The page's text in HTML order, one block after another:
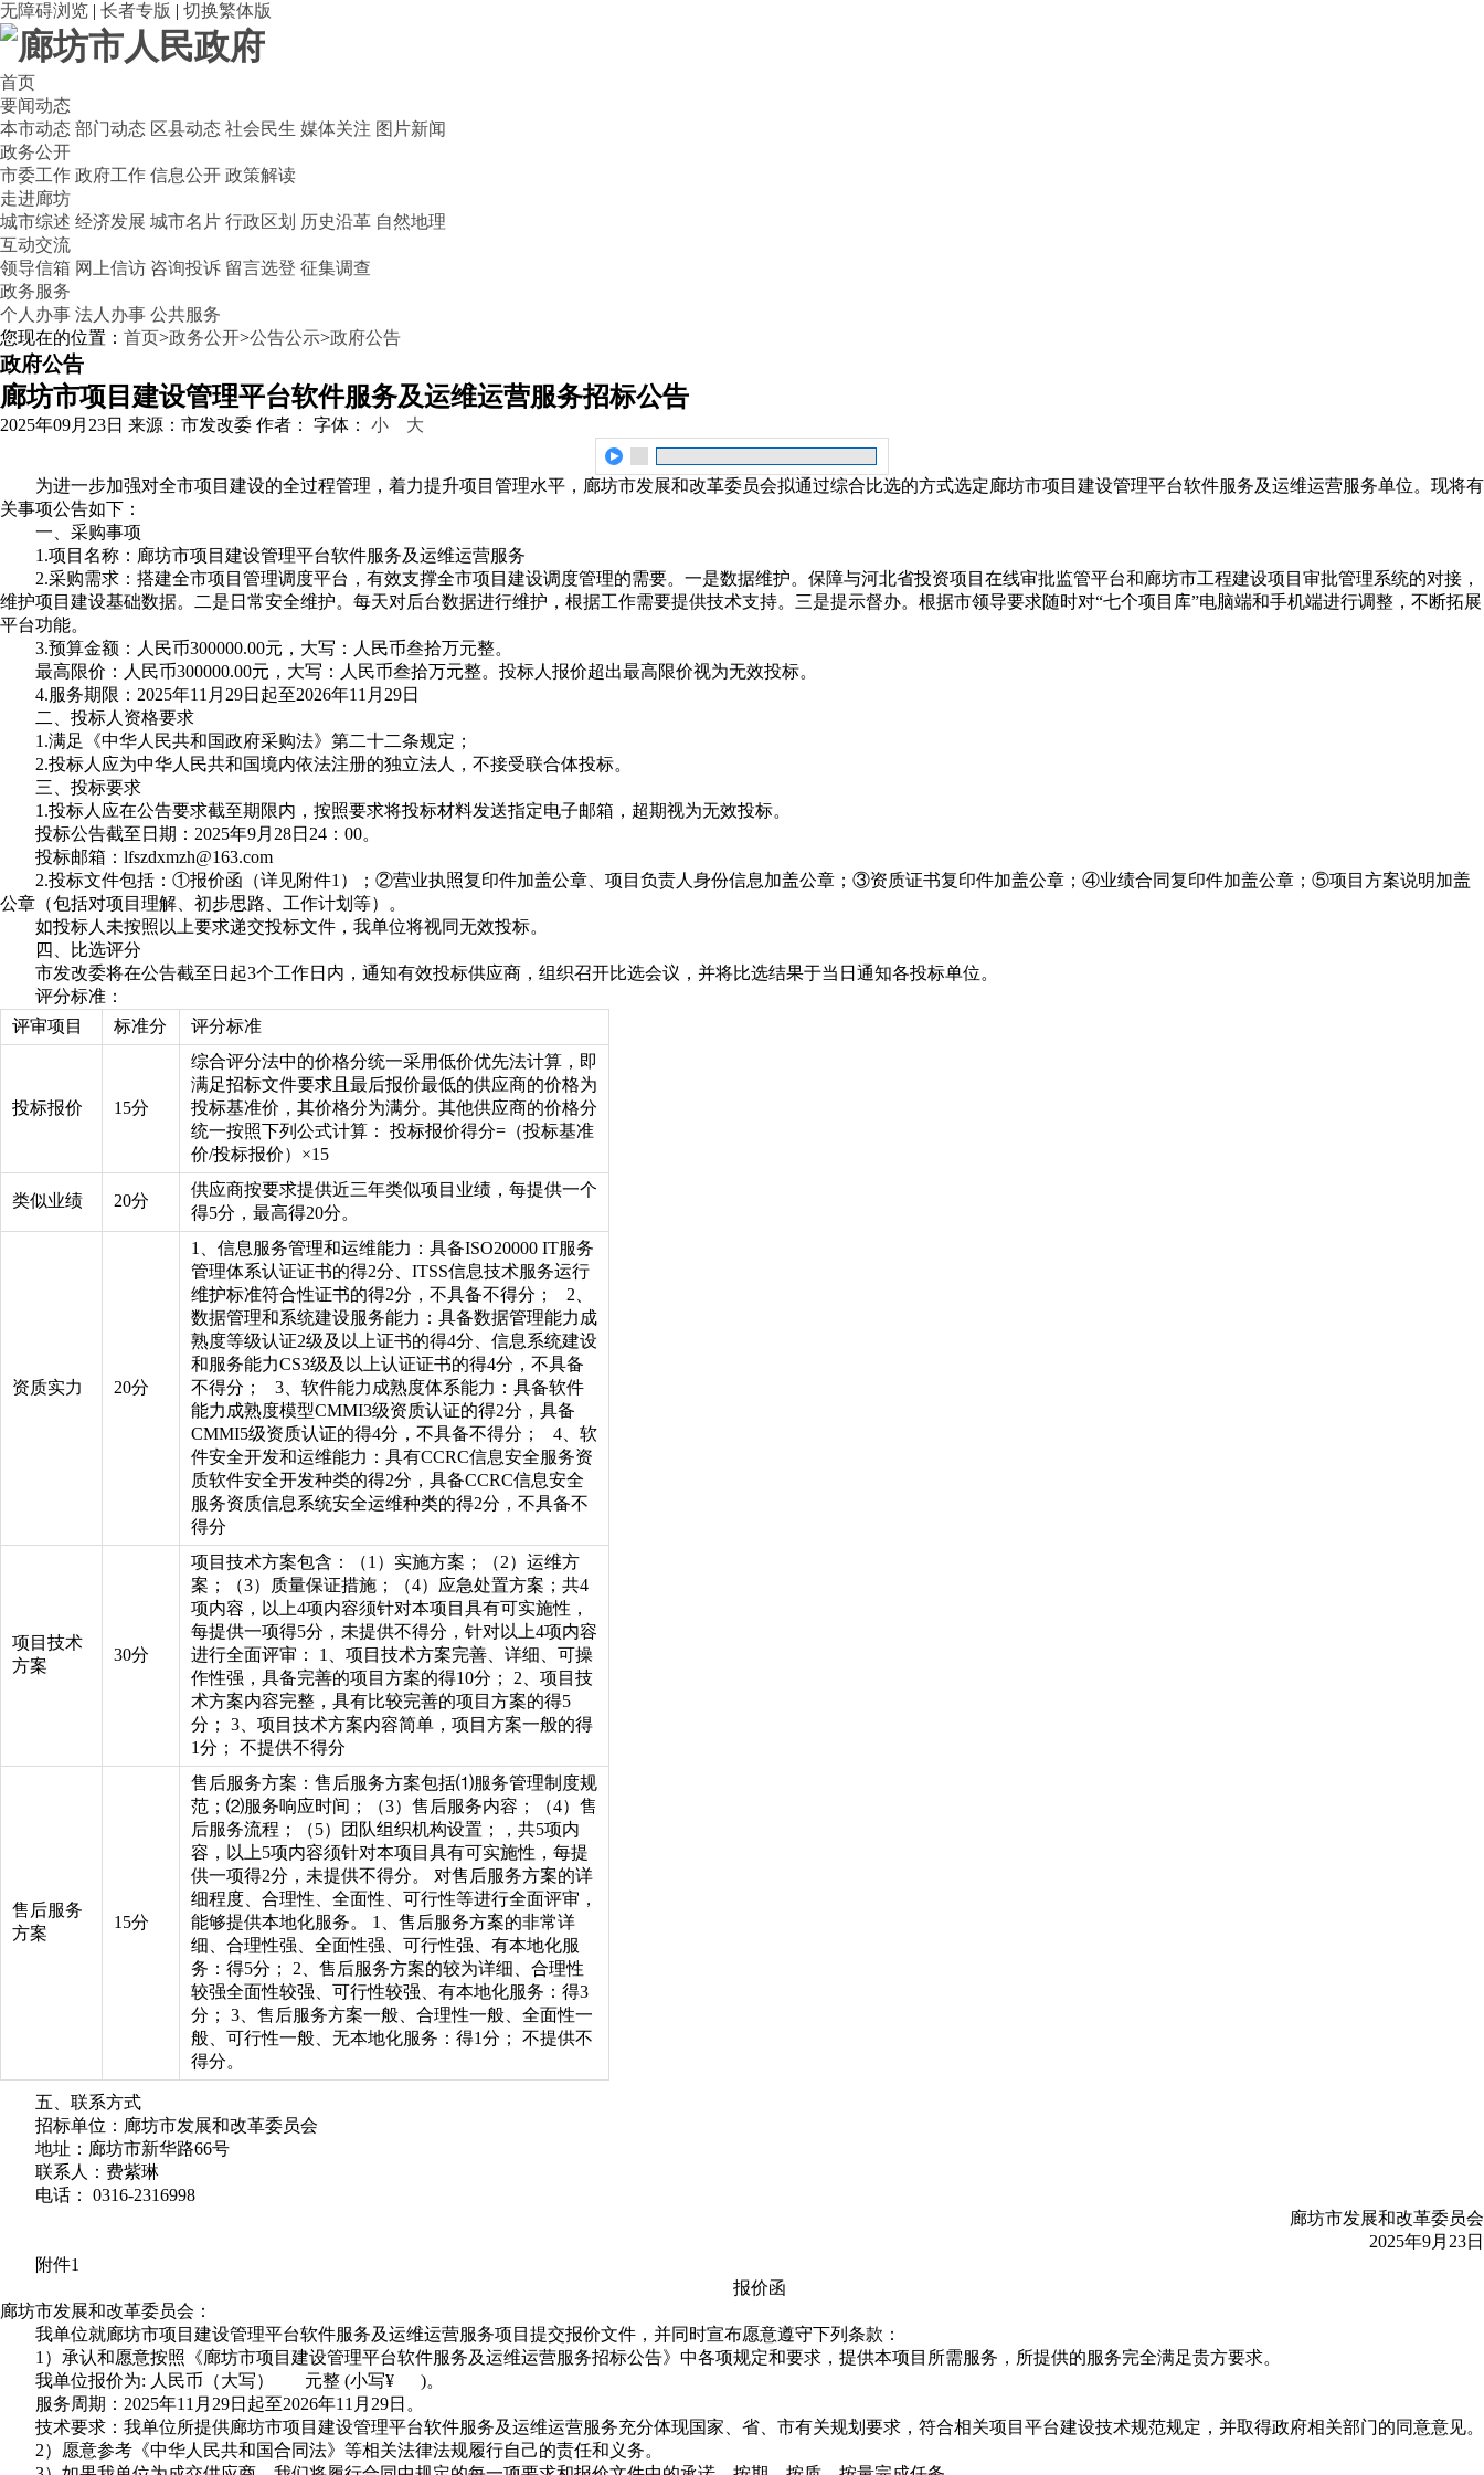
无障碍浏览 | 长者专版 | 切换繁体版
首页
要闻动态
本市动态 部门动态 区县动态 社会民生 媒体关注 图片新闻
政务公开
市委工作 政府工作 信息公开 政策解读
走进廊坊
城市综述 经济发展 城市名片 行政区划 历史沿革 自然地理
互动交流
领导信箱 网上信访 咨询投诉 留言选登 征集调查
政务服务
个人办事 法人办事 公共服务
您现在的位置： 首页>政务公开>公告公示>政府公告
政府公告
廊坊市项目建设管理平台软件服务及运维运营服务招标公告
2025年09月23日 来源：市发改委 作者： 字体： 小 大
为进一步加强对全市项目建设的全过程管理，着力提升项目管理水平，廊坊市发展和改革委员会拟通过综合比选的方式选定廊坊市项目建设管理平台软件服务及运维运营服务单位。现将有
关事项公告如下：
一、采购事项
1.项目名称：廊坊市项目建设管理平台软件服务及运维运营服务
2.采购需求：搭建全市项目管理调度平台，有效支撑全市项目建设调度管理的需要。一是数据维护。保障与河北省投资项目在线审批监管平台和廊坊市工程建设项目审批管理系统的对接，
维护项目建设基础数据。二是日常安全维护。每天对后台数据进行维护，根据工作需要提供技术支持。三是提示督办。根据市领导要求随时对“七个项目库”电脑端和手机端进行调整，不断拓展
平台功能。
3.预算金额：人民币300000.00元，大写：人民币叁拾万元整。
最高限价：人民币300000.00元，大写：人民币叁拾万元整。投标人报价超出最高限价视为无效投标。
4.服务期限：2025年11月29日起至2026年11月29日
二、投标人资格要求
1.满足《中华人民共和国政府采购法》第二十二条规定；
2.投标人应为中华人民共和国境内依法注册的独立法人，不接受联合体投标。
三、投标要求
1.投标人应在公告要求截至期限内，按照要求将投标材料发送指定电子邮箱，超期视为无效投标。
投标公告截至日期：2025年9月28日24：00。
投标邮箱：lfszdxmzh@163.com
2.投标文件包括：①报价函（详见附件1）；②营业执照复印件加盖公章、项目负责人身份信息加盖公章；③资质证书复印件加盖公章；④业绩合同复印件加盖公章；⑤项目方案说明加盖
公章（包括对项目理解、初步思路、工作计划等）。
如投标人未按照以上要求递交投标文件，我单位将视同无效投标。
四、比选评分
市发改委将在公告截至日起3个工作日内，通知有效投标供应商，组织召开比选会议，并将比选结果于当日通知各投标单位。
评分标准：
评审项目
标准分 评分标准
投标报价 15分
综合评分法中的价格分统一采用低价优先法计算，即
满足招标文件要求且最后报价最低的供应商的价格为
投标基准价，其价格分为满分。其他供应商的价格分
统一按照下列公式计算： 投标报价得分=（投标基准
价/投标报价）×15
类似业绩 20分
供应商按要求提供近三年类似项目业绩，每提供一个
得5分，最高得20分。
资质实力 20分
1、信息服务管理和运维能力：具备ISO20000 IT服务
管理体系认证证书的得2分、ITSS信息技术服务运行
维护标准符合性证书的得2分，不具备不得分； 2、
数据管理和系统建设服务能力：具备数据管理能力成
熟度等级认证2级及以上证书的得4分、信息系统建设
和服务能力CS3级及以上认证证书的得4分，不具备
不得分； 3、软件能力成熟度体系能力：具备软件
能力成熟度模型CMMI3级资质认证的得2分，具备
CMMI5级资质认证的得4分，不具备不得分； 4、软
件安全开发和运维能力：具有CCRC信息安全服务资
质软件安全开发种类的得2分，具备CCRC信息安全
服务资质信息系统安全运维种类的得2分，不具备不
得分
项目技术
方案
30分
项目技术方案包含：（1）实施方案；（2）运维方
案；（3）质量保证措施；（4）应急处置方案；共4
项内容，以上4项内容须针对本项目具有可实施性，
每提供一项得5分，未提供不得分，针对以上4项内容
进行全面评审： 1、项目技术方案完善、详细、可操
作性强，具备完善的项目方案的得10分； 2、项目技
术方案内容完整，具有比较完善的项目方案的得5
分； 3、项目技术方案内容简单，项目方案一般的得
1分； 不提供不得分
售后服务
方案
15分
售后服务方案：售后服务方案包括⑴服务管理制度规
范；⑵服务响应时间；（3）售后服务内容；（4）售
后服务流程；（5）团队组织机构设置；，共5项内
容，以上5项内容须针对本项目具有可实施性，每提
供一项得2分，未提供不得分。 对售后服务方案的详
细程度、合理性、全面性、可行性等进行全面评审，
能够提供本地化服务。 1、售后服务方案的非常详
细、合理性强、全面性强、可行性强、有本地化服
务：得5分； 2、售后服务方案的较为详细、合理性
较强全面性较强、可行性较强、有本地化服务：得3
分； 3、售后服务方案一般、合理性一般、全面性一
般、可行性一般、无本地化服务：得1分； 不提供不
得分。
五、联系方式
招标单位：廊坊市发展和改革委员会
地址：廊坊市新华路66号
联系人：费紫琳
电话： 0316-2316998
廊坊市发展和改革委员会
2025年9月23日
附件1
报价函
廊坊市发展和改革委员会：
我单位就廊坊市项目建设管理平台软件服务及运维运营服务项目提交报价文件，并同时宣布愿意遵守下列条款：
1）承认和愿意按照《廊坊市项目建设管理平台软件服务及运维运营服务招标公告》中各项规定和要求，提供本项目所需服务，所提供的服务完全满足贵方要求。
我单位报价为: 人民币（大写） 元整 (小写¥ )。
服务周期：2025年11月29日起至2026年11月29日。
技术要求：我单位所提供廊坊市项目建设管理平台软件服务及运维运营服务充分体现国家、省、市有关规划要求，符合相关项目平台建设技术规范规定，并取得政府相关部门的同意意见。
2）愿意参考《中华人民共和国合同法》等相关法律法规履行自己的责任和义务。